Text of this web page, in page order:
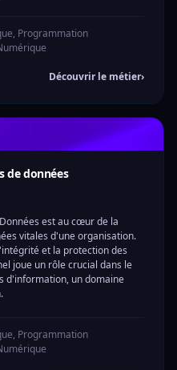
Programmation
Découvrir le métier›
de données
est au cœur de la
vitales d'une organisation.
et la protection des
joue un rôle crucial dans le
d'information, un domaine
Programmation